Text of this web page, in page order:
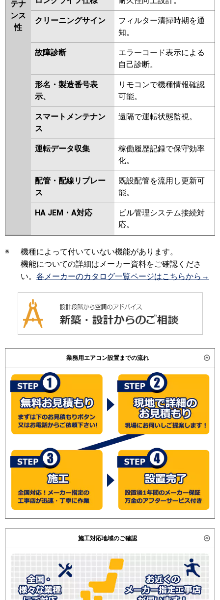
P140T7HNBX PA-P140T7KB PA-
P140T7KNB PA-P140T7HNB PA-
P140T7HB PA-P140T7K
PA-P140T7HN
PA-P140V6KNB PA-
P140T6KB PA-P140T6KNB
P140V6CNB PA-P140VK6CNB
PA-P140T6CNB
PA-P140VK6HNB PA-P140V6HNB
PA-P140T6HB PA-P140T6HNB
P140T6KN1 PA-P140VK6HN PA-
P140V6HN PA-P140T6HA PA-
P140T6HN1
テナ
ンス
性
クリーニングサイン
フィルター清掃時期を通
知。
故障診断
エラーコード表示による
自己診断。
形名・製造番号表
示、
リモコンで機種情報確認
可能。
スマートメンテナン
ス
遠隔で運転状態監視。
運転データ収集
稼働履歴記録で保守効率
化。
配管・配線リプレー
ス
既設配管を流用し更新可
能。
HA JEM・A対応
ビル管理システム接続対
応。
※
機種によって付いていない機能があります。
機能についての詳細はメーカー資料をご確認くださ
い。 各メーカーのカタログ一覧ページはこちらから→
業務用エアコン設置までの流れ
施工対応地域のご確認